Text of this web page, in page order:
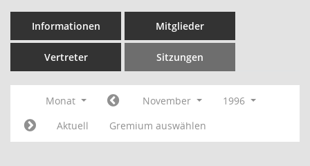
Informationen Mitglieder
Vertreter Sitzungen
Monat November
1996
Aktuell
Gremium auswählen